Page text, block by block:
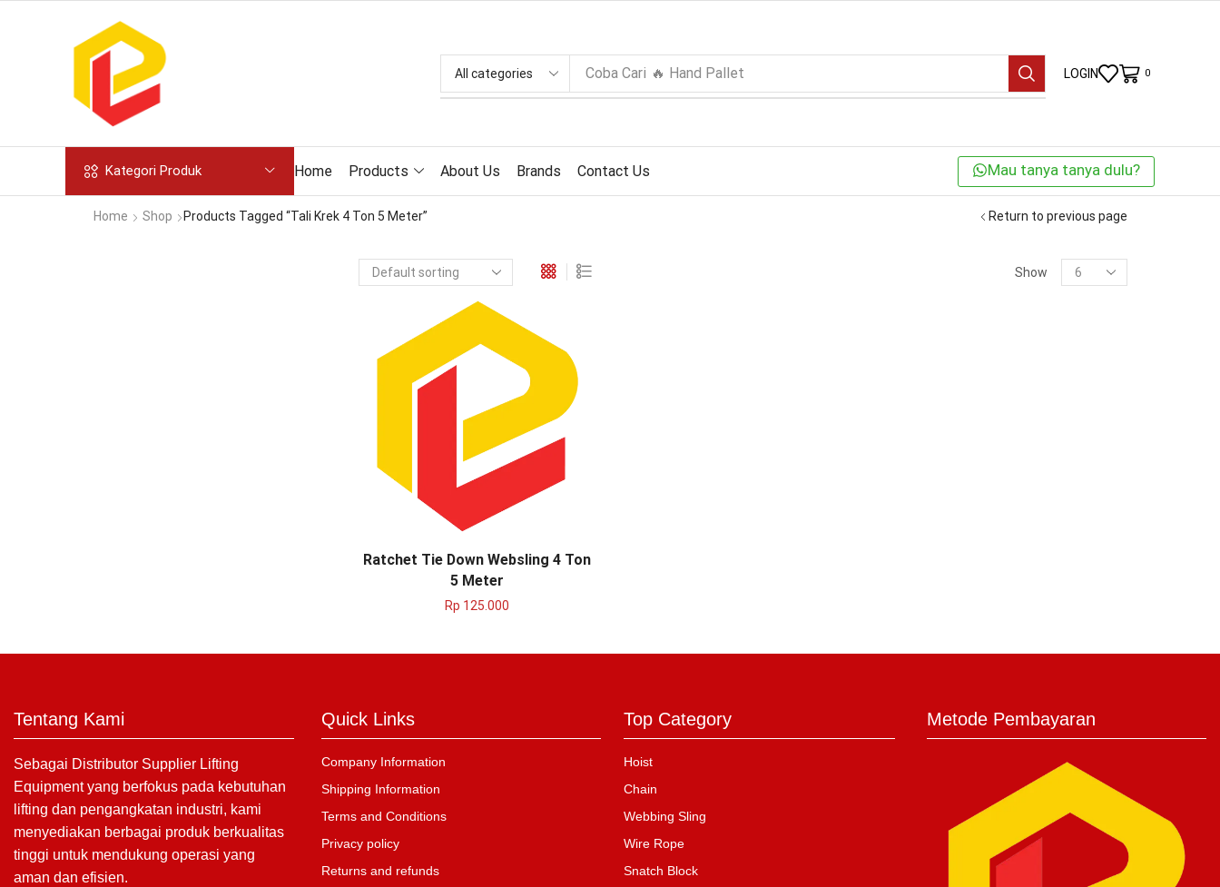
Coba Cari 🔥 Hand Pallet LOGIN 0
Kategori Produk Home Products About Us Brands Contact Us Mau tanya tanya dulu?
Home Shop Products Tagged “tali Krek 4 Ton 5 Meter” Return to previous page
Show
Ratchet Tie Down Websling 4 Ton
5 Meter
Rp 125.000
Tentang Kami
Sebagai Distributor Supplier Lifting
Equipment yang berfokus pada kebutuhan
lifting dan pengangkatan industri, kami
menyediakan berbagai produk berkualitas
tinggi untuk mendukung operasi yang
aman dan efisien.
Quick Links
Company Information
Shipping Information
Terms and Conditions
Privacy policy
Returns and refunds
Top Category
Hoist
Chain
Webbing Sling
Wire Rope
Snatch Block
Metode Pembayaran